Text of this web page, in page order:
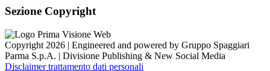
Sezione Copyright
Copyright 2026 | Engineered and powered by Gruppo Spaggiari
Parma S.p.A. | Divisione Publishing & New Social Media
Disclaimer trattamento dati personali